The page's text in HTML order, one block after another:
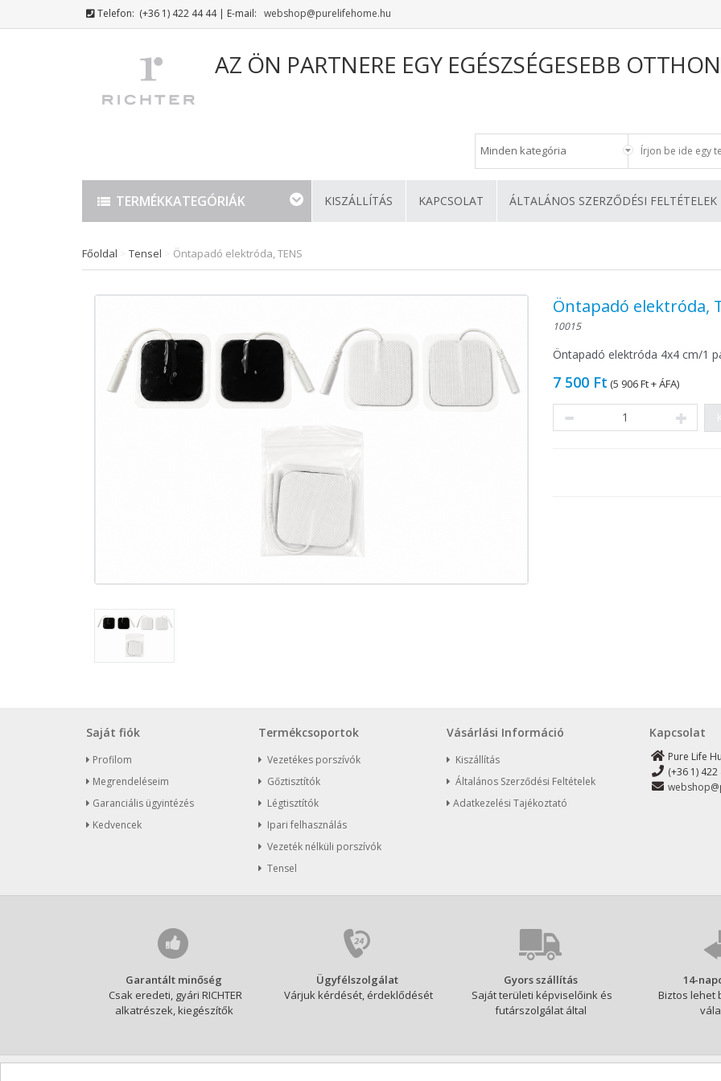
Telefon: (+36 1) 422 44 44| E-mail: webshop@purelifehome.hu
AZ ÖN PARTNERE EGY EGÉSZSÉGESEBB
TERMÉKKATEGÓRIÁK KISZÁLLÍTÁS KAPCSOLAT ÁLTALÁNOS SZERZŐDÉSI FELTÉTELEK
Főoldal Tensel Öntapadó elektróda, TENS
Öntapadó elektróda,
10015
Öntapadó elektróda 4x4 cm/1
7 500 Ft (5 906 Ft+ ÁFA)
Saját fiók
Profilom
Megrendeléseim
Garanciális ügyintézés
Kedvencek
Termékcsoportok
Vezetékes porszívók
Gőztisztítók
Légtisztítók
Ipari felhasználás
Vezeték nélküli porszívók
Tensel
Vásárlási Információ
Kiszállítás
Általános Szerződési Feltételek
Adatkezelési Tajékoztató
Kapcsolat
Pure Life
(+36 1) 422
Garantált minőség
Csak eredeti, gyári RICHTER
alkatrészek, kiegészítők
Ügyfélszolgálat
Várjuk kérdését, érdeklődését
Gyors szállítás
Saját területi képviselőink és
futárszolgálat által
14-
Biztos lehet